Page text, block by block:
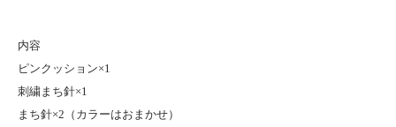
内容
ピンクッション×1
刺繍まち針×1
まち針×2（カラーはおまかせ）